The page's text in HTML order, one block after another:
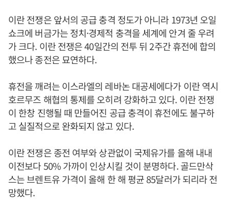
이란 전쟁은 앞서의 공급 충격 정도가 아니라 1973년 오일
쇼크에 버금가는 정치·경제적 충격을 세계에 안겨 줄 우려
가 크다. 이란 전쟁은 40일간의 전투 뒤 2주간 휴전에 합의
했으나 종전은 묘연하다.
휴전을 깨려는 이스라엘의 레바논 대공세에다가 이란 역시
호르무즈 해협의 통제를 오히려 강화하고 있다. 이란 전쟁
이 한창 진행될 때 만들어진 공급 충격이 휴전에도 불구하
고 실질적으로 완화되지 않고 있다.
이란 전쟁은 종전 여부와 상관없이 국제유가를 올해 내내
이전보다 50% 가까이 인상시킬 것이 분명하다. 골드만삭
스는 브렌트유 가격이 올해 한 해 평균 85달러가 되리라 전
망했다.